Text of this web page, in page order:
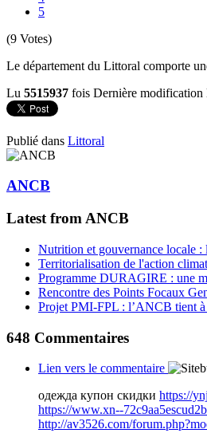
5
(9 Votes)
Le département du Littoral comporte
Lu 5515937 fois Dernière modification
Publié dans Littoral
ANCB
Latest from ANCB
Nutrition et gouvernance locale
Territorialisation de l'action
Programme DURAGIRE : une
Rencontre des Points Focaux
Projet PMI-FPL : l’ANCB tient
648 Commentaires
Lien vers le commentaire
одежда купон скидки https://
https://www.xn--
http://av3526.com/